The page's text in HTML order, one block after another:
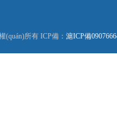
所有 ICP備： 滬ICP備